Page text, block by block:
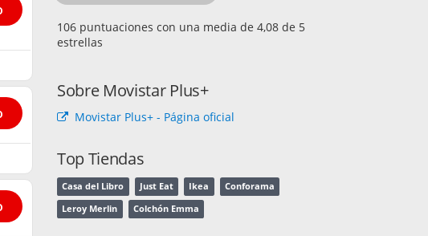
puntuaciones con una media de
de 5
estrellas
Sobre Movistar Plus+
Movistar Plus+ - Página oficial
Top Tiendas
Casa del Libro Just Eat Ikea Conforama
Leroy Merlin Colchón Emma